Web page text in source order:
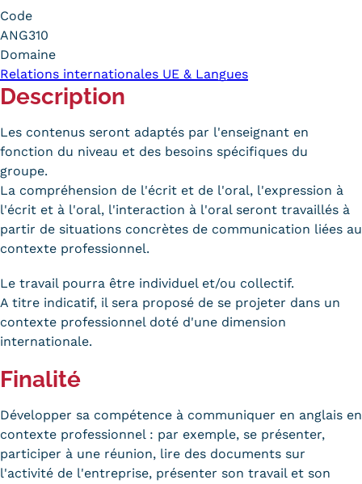
Nos centres administratifs
Actualités
Agenda
Revue de presse
Contact
Contacts services
Formulaire de contact
Formations
Trouver votre formation
OFFRE EN BFC
OFFRE NATIONALE
Code
ANG310
Domaine
Relations internationales UE & Langues
Description
Les contenus seront adaptés par l'enseignant en
fonction du niveau et des besoins spécifiques du
groupe.
La compréhension de l'écrit et de l'oral, l'expression à
l'écrit et à l'oral, l'interaction à l'oral seront travaillés à
partir de situations concrètes de communication liées au
contexte professionnel.
Le travail pourra être individuel et/ou collectif.
A titre indicatif, il sera proposé de se projeter dans un
contexte professionnel doté d'une dimension
internationale.
Finalité
Développer sa compétence à communiquer en anglais en
contexte professionnel : par exemple, se présenter,
participer à une réunion, lire des documents sur
l'activité de l'entreprise, présenter son travail et son